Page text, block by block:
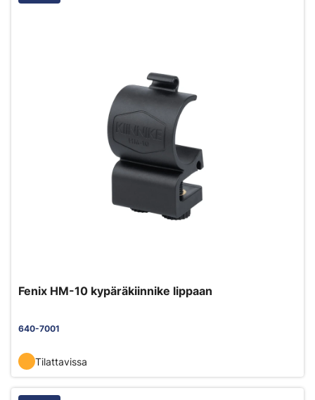
Fenix HM-10 kypäräkiinnike lippaan
640-7001
Tilattavissa